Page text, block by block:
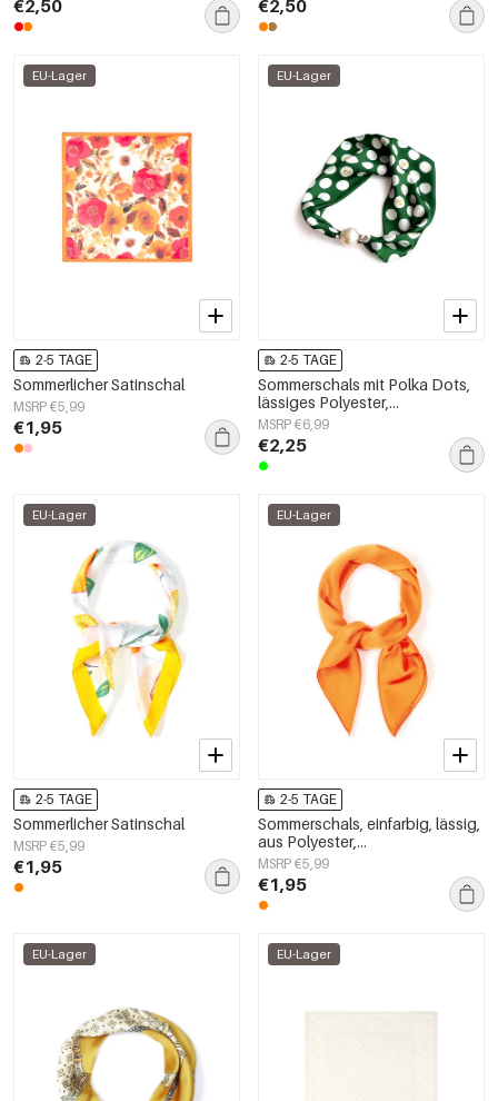
€2,50 €2,50
EU-Lager
2-5 TAGE
Sommerlicher Satinschal
MSRP €5,99
€1,95
EU-Lager
2-5 TAGE
Sommerschals mit Polka Dots,
lässiges Polyester,
Alltagsaccessoires
MSRP €6,99
€2,25
EU-Lager
2-5 TAGE
Sommerlicher Satinschal
MSRP €5,99
€1,95
EU-Lager
2-5 TAGE
Sommerschals, einfarbig, lässig,
aus Polyester,
Alltagsaccessoires
MSRP €5,99
€1,95
EU-Lager EU-Lager